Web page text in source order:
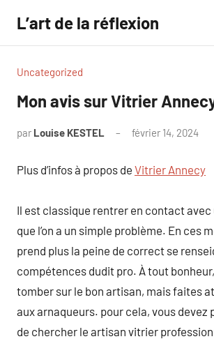
contenu
L’art de la réflexion
Uncategorized
Mon avis sur Vitrier
par Louise KESTEL février 14, 2024
Plus d’infos à propos de Vitrier Annecy
Il est classique rentrer en contact avec
que l’on a un simple problème. En ces
prend plus la peine de correct se
compétences dudit pro. À tout
tomber sur le bon artisan, mais faites
aux arnaqueurs. pour cela, vous devez
de chercher le artisan vitrier